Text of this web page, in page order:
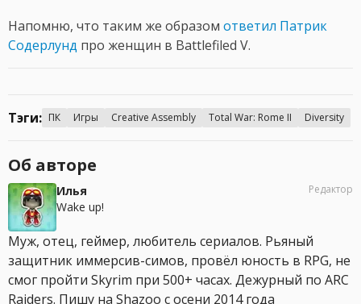
Напомню, что таким же образом ответил Патрик
Содерлунд про женщин в Battlefiled V.
Тэги: ПК Игры Creative Assembly Total War: Rome II Diversity
Об авторе
Илья
Wake up!
Редактор
Муж, отец, геймер, любитель сериалов. Рьяный
защитник иммерсив-симов, провёл юность в RPG, не
смог пройти Skyrim при 500+ часах. Дежурный по ARC
Raiders. Пишу на Shazoo с осени 2014 года